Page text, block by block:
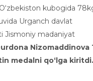
kubogida
Urganch davlat
Jismoniy madaniyat
Nizomaddinova
medalni qoʻlga kiritdi.